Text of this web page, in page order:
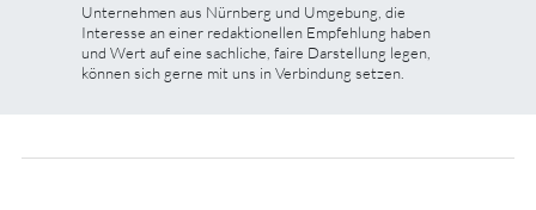
Unternehmen aus Nürnberg und Umgebung, die
Interesse an einer redaktionellen Empfehlung haben
und Wert auf eine sachliche, faire Darstellung legen,
können sich gerne mit uns in Verbindung setzen.